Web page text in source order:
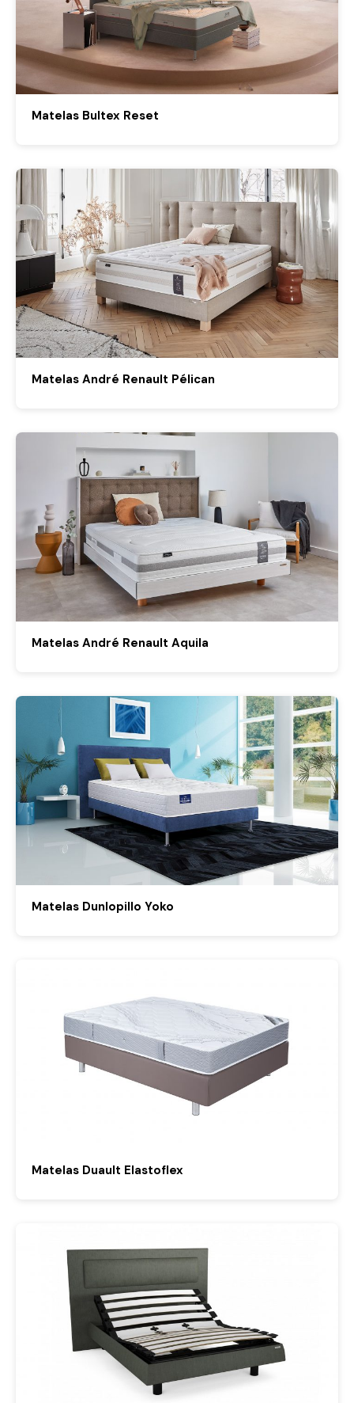
Matelas Bultex Reset
Matelas André Renault Pélican
Matelas André Renault Aquila
Matelas Dunlopillo Yoko
Matelas Duault Elastoflex